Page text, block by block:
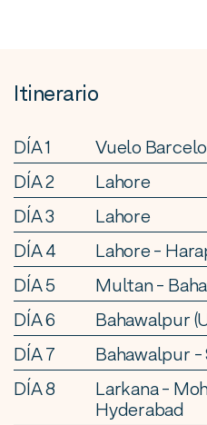
Itinerario
DÍA 1
Vuelo
DÍA 2
Lahore
DÍA 3
Lahore
DÍA 4
Lahore -
DÍA 5
Multan -
DÍA 6
Bahawalpur
DÍA 7
Bahawalpur
DÍA 8
Larkana -
Hyderabad